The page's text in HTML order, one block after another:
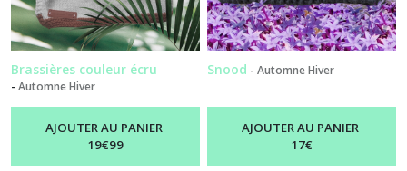
Brassières couleur écru
- Automne Hiver
AJOUTER AU PANIER
19€99
Snood -Automne Hiver
AJOUTER AU PANIER
17€